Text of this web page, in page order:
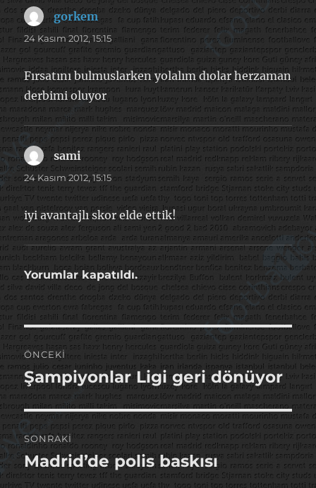
gorkem dedi
ki:
24 Kasım 2012, 15:15
Fırsatını bulmuslarken yolalım dıolar herzaman
derbimi oluyor
samidedi
ki:
24 Kasım 2012, 15:15
iyi avantajlı skor elde ettik!
Yorumlar kapatıldı.
Yazı
gezinmesi
ÖNCEKI
Önceki
yazı:
Şampiyonlar Ligi geri dönüyor
SONRAKI
Sonraki
yazı:
Madrid’de polis baskısı